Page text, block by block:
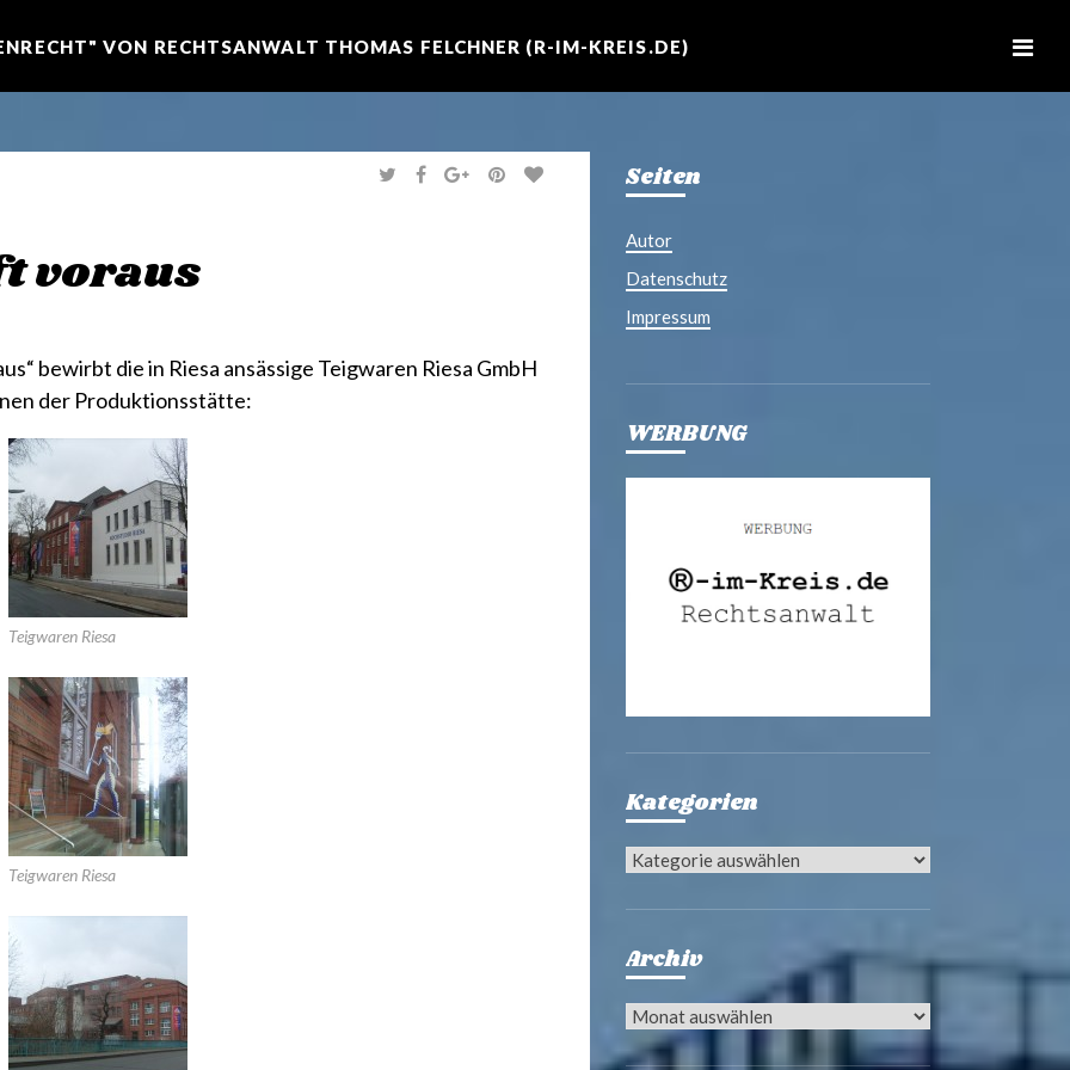
VON RECHTSANWALT THOMAS FELCHNER (R-IM-KREIS.DE)
T
W
F
A
G
O
P
I
voraus
bewirbt die in Riesa ansässige Teigwaren Riesa GmbH
der Produktionsstätte:
Teigwaren Riesa
Teigwaren Riesa
Seiten
Autor
Datenschutz
Impressum
WERBUNG
Kategorien
Kategorien
Archiv
Archiv